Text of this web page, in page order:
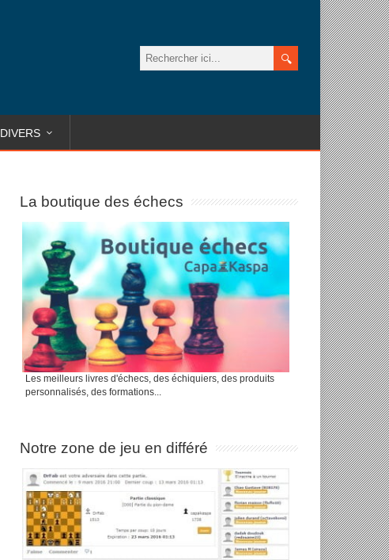
DIVERS
La boutique des échecs
Les meilleurs livres d'échecs, des échiquiers, des produits
personnalisés, des formations...
Notre zone de jeu en différé